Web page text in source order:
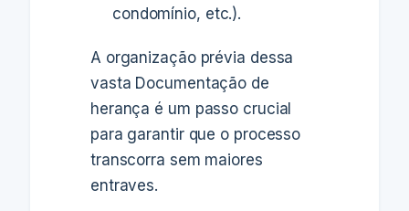
condomínio, etc.).
A organização prévia dessa
vasta Documentação de
herança é um passo crucial
para garantir que o processo
transcorra sem maiores
entraves.